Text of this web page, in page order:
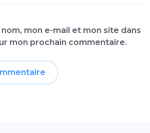
mon e-mail et mon site dans
mon prochain commentaire.